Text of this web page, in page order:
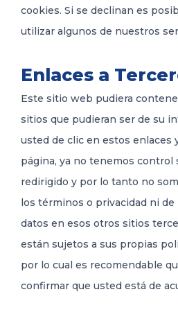
cookies. Si se declinan es
utilizar algunos de nuestros
Enlaces a
Este sitio web pudiera
sitios que pudieran ser de su
usted de clic en estos enlaces
página, ya no tenemos control
redirigido y por lo tanto no
los términos o privacidad ni
datos en esos otros sitios
están sujetos a sus propias
por lo cual es recomendable
confirmar que usted está de